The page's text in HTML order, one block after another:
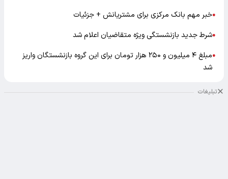
●خبر مهم بانک مرکزی برای مشتریانش + جزئیات
●شرط جدید بازنشستگی ویژه متقاضیان اعلام شد
●
مبلغ ۴ میلیون و ۲۵۰ هزار تومان برای این گروه بازنشستگان واریز
شد
تبلیغات